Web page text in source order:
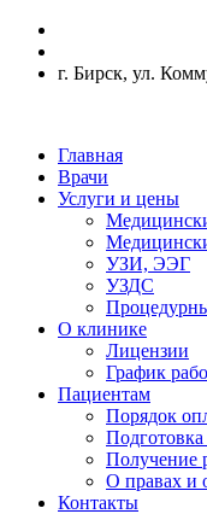
г. Бирск, ул.
Главная
Врачи
Услуги и цены
УЗИ, ЭЭГ
УЗДС
О клинике
Лицензии
График
Пациентам
Порядок
Подготовка
Получение
О правах и
Контакты